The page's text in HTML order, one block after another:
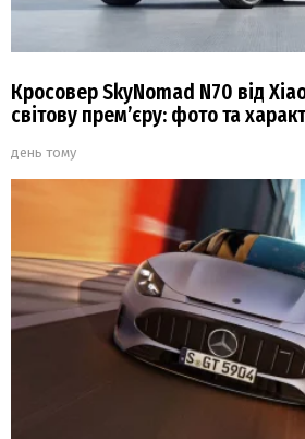
Кросовер SkyNomad N70 від
світову прем’єру: фото та
день тому